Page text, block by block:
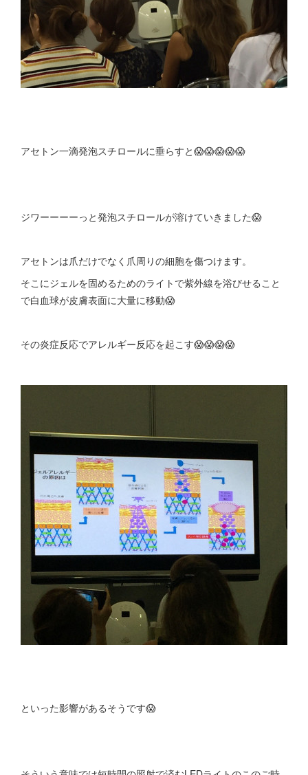
アセトン一滴発泡スチロールに垂らすと😱😱😱😱😱
ジワーーーーっと発泡スチロールが溶けていきました😱
アセトンは爪だけでなく爪周りの細胞を傷つけます。
そこにジェルを固めるためのライトで紫外線を浴びせること
で白血球が皮膚表面に大量に移動😱
その炎症反応でアレルギー反応を起こす😱😱😱😱
といった影響があるそうです😱